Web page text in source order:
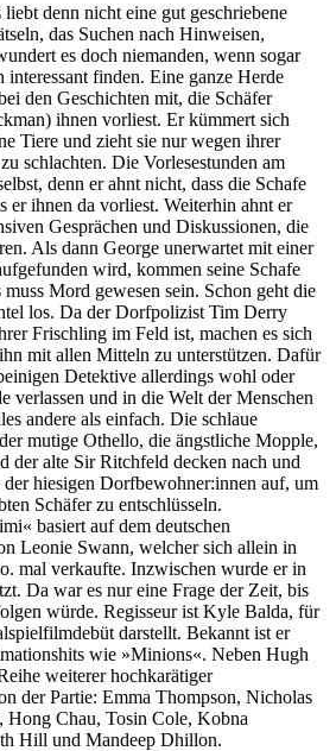
denn nicht eine gut geschriebene
das Suchen nach Hinweisen,
es doch niemanden, wenn sogar
interessant finden. Eine ganze Herde
den Geschichten mit, die Schäfer
ihnen vorliest. Er kümmert sich
Tiere und zieht sie nur wegen ihrer
schlachten. Die Vorlesestunden am
denn er ahnt nicht, dass die Schafe
er ihnen da vorliest. Weiterhin ahnt er
Gesprächen und Diskussionen, die
Als dann George unerwartet mit einer
wird, kommen seine Schafe
Mord gewesen sein. Schon geht die
los. Da der Dorfpolizist Tim Derry
Frischling im Feld ist, machen es sich
mit allen Mitteln zu unterstützen. Dafür
Detektive allerdings wohl oder
verlassen und in die Welt der Menschen
andere als einfach. Die schlaue
mutige Othello, die ängstliche Mopple,
der alte Sir Ritchfeld decken nach und
der hiesigen Dorfbewohner:innen auf, um
Schäfer zu entschlüsseln.
basiert auf dem deutschen
Leonie Swann, welcher sich allein in
mal verkaufte. Inzwischen wurde er in
Da war es nur eine Frage der Zeit, bis
würde. Regisseur ist Kyle Balda, für
darstellt. Bekannt ist er
wie »Minions«. Neben Hugh
weiterer hochkarätiger
der Partie: Emma Thompson, Nicholas
Chau, Tosin Cole, Kobna
Hill und Mandeep Dhillon.